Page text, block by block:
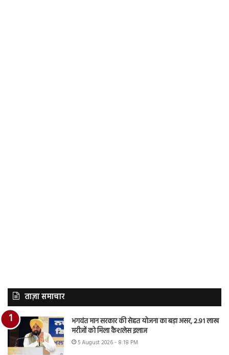
ताज़ा समाचार
भगवंत मान सरकार की सेहत योजना का बड़ा असर, 2.91 लाख
मरीजों को मिला कैशलेस इलाज
5 August 2026 - 8:18 PM